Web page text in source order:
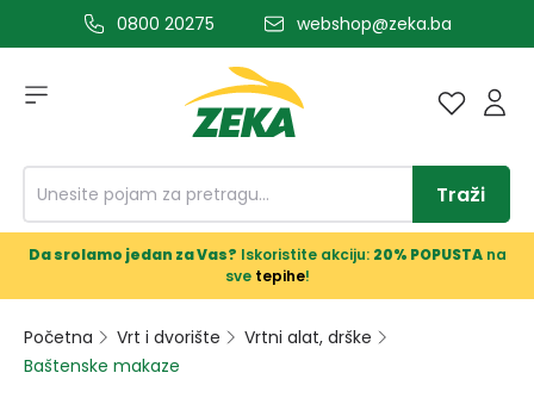
glavni sadržaj0800 20275 webshop@zeka.ba
Traži
Da srolamo jedan za Vas? Iskoristite akciju: 20% POPUSTAna
sve tepihe!
Početna Vrt i dvorište
Vrtni alat, drške
Baštenske makaze